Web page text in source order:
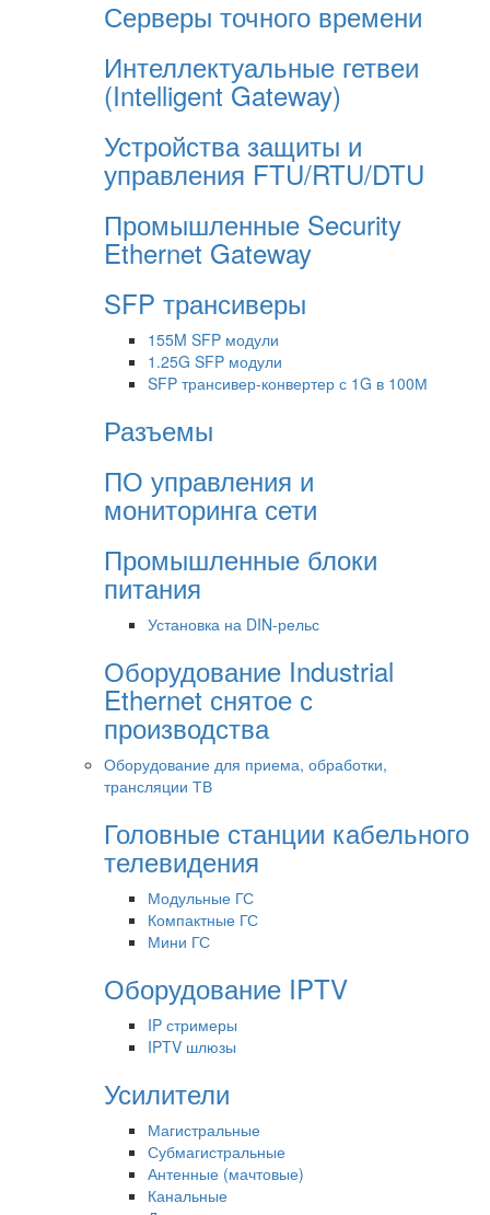
Серверы точного времени
Интеллектуальные гетвеи
(Intelligent Gateway)
Устройства защиты и
управления FTU/RTU/DTU
Промышленные Security
Ethernet Gateway
SFP трансиверы
155M SFP модули
1.25G SFP модули
SFP трансивер-конвертер с 1G в 100М
Разъемы
ПО управления и
мониторинга сети
Промышленные блоки
питания
Установка на DIN-рельс
Оборудование Industrial
Ethernet снятое с
производства
Оборудование для приема, обработки,
трансляции ТВ
Головные станции кабельного
телевидения
Модульные ГС
Компактные ГС
Мини ГС
Оборудование IPTV
IP стримеры
IPTV шлюзы
Усилители
Магистральные
Субмагистральные
Антенные (мачтовые)
Канальные